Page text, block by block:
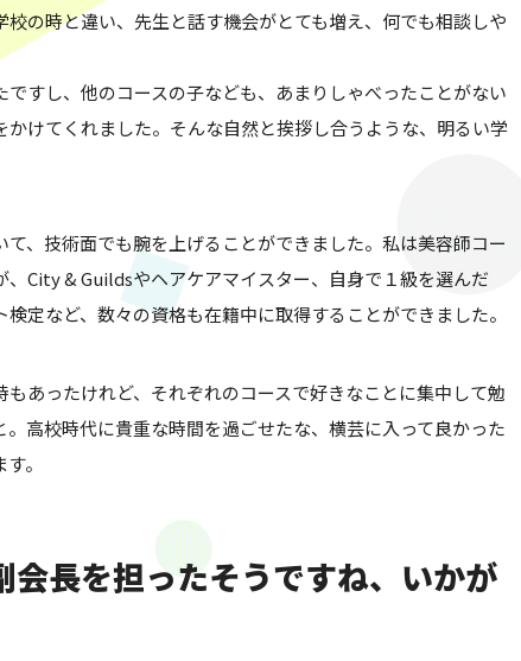
校の時と違い、先生と話す機会がとても増え、何でも相談しや
ですし、他のコースの子なども、あまりしゃべったことがない
かけてくれました。そんな自然と挨拶し合うような、明るい学
て、技術面でも腕を上げることができました。私は美容師コー
、City & Guildsやヘアケアマイスター、自身で１級を選んだ
定など、数々の資格も在籍中に取得することができました。
あったけれど、それぞれのコースで好きなことに集中して勉
高校時代に貴重な時間を過ごせたな、横芸に入って良かった
。
会長を担ったそうですね、いかが